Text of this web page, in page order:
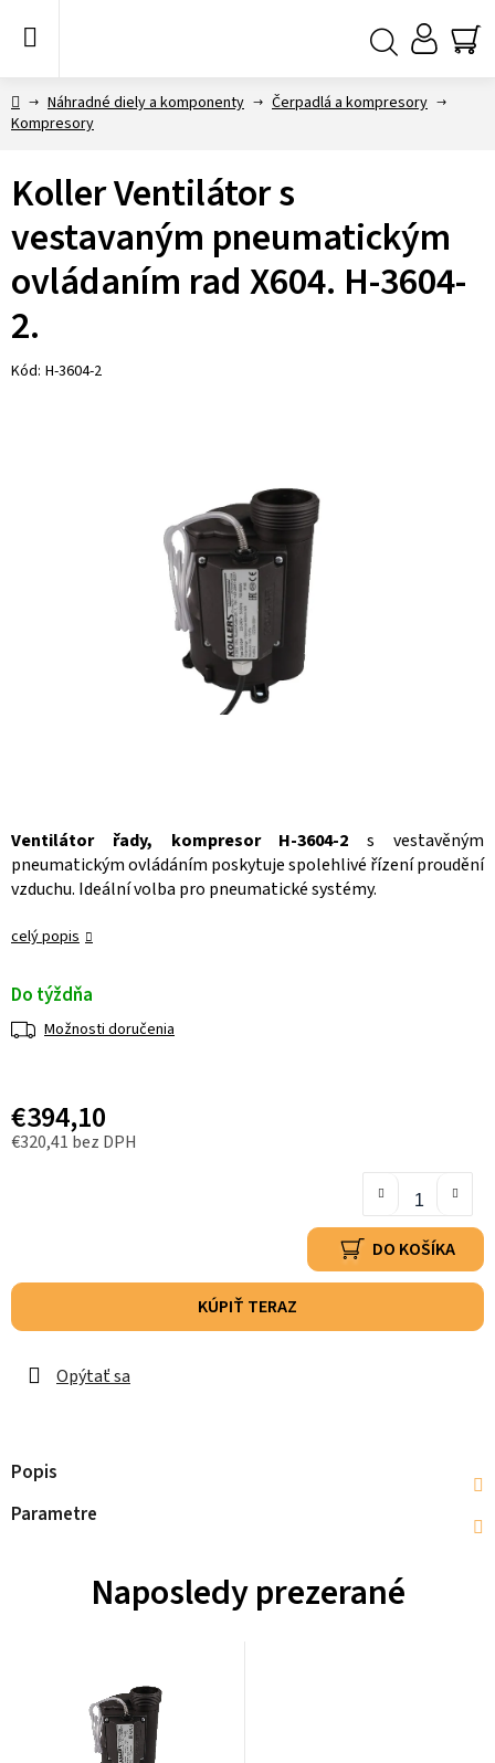
DomovNáhradné diely a komponenty
Čerpadlá a kompresory
Kompresory
Ventilátor řady, kompresor H-3604-2 s vestavěným
pneumatickým ovládáním poskytuje spolehlivé řízení proudění
vzduchu. Ideální volba pro pneumatické systémy.
celý popis
Do týždňa
Možnosti doručenia
€394,10
€320,41 bez DPH
DO KOŠÍKA
KÚPIŤ TERAZ
Opýtať sa
Koller Ventilátor s
vestavaným pneumatickým
ovládaním rad X604. H-3604-
2.
Kód: H-3604-2
Popis
Parametre
Naposledy prezerané